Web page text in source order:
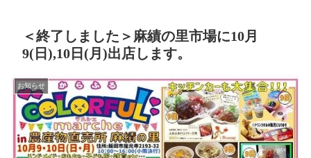
＜終了しました＞麻績の里市場に10月
9(日),10日(月)出店します。
お知らせ